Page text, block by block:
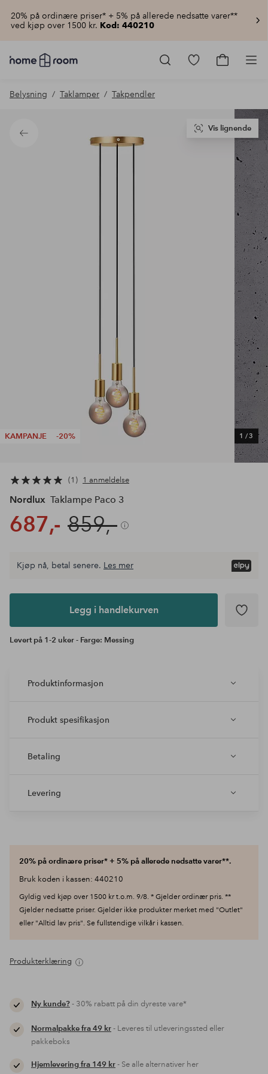
20% på ordinære priser* + 5% på allerede nedsatte varer**
ved kjøp over 1500 kr. Kod: 440210
Homeroom
–
hjemmet
pris
Gå
Gå
Belysning Taklamper Takpendler
Tilbake
KAMPANJE -20% 1 /3
Vis lignende
1 1 anmeldelse
Nordlux Taklampe Paco 3
687,- 859,-
Legg i
Kjøp nå, betal senere. Les mer
Legg i handlekurven
Levert på 1-2 uker - Farge: Messing
Produktinformasjon
Produkt spesifikasjon
Betaling
Levering
20% på ordinære priser* + 5% på allerede nedsatte varer**.
Bruk koden i kassen: 440210
Gyldig ved kjøp over 1500 kr t.o.m. 9/8. * Gjelder ordinær pris. **
Gjelder nedsatte priser. Gjelder ikke produkter merket med "Outlet"
eller "Alltid lav pris". Se fullstendige vilkår i kassen.
Produkterklæring
Ny kunde?- 30% rabatt på din dyreste vare*
Normalpakke fra 49 kr- Leveres til utleveringssted eller
pakkeboks
Hjemlevering fra 149 kr- Se alle alternativer her